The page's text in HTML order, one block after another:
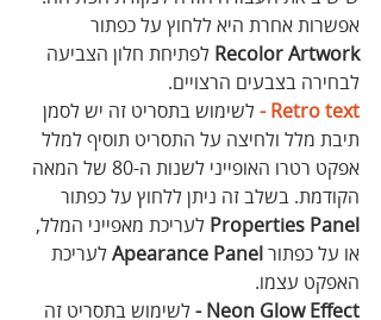
אפשרות אחרת היא ללחוץ על כפתור
Recolor Artwork לפתיחת חלון הצביעה
לבחירה בצבעים הרצויים.
Retro text -
לשימוש בתסריט זה יש לסמן
תיבת מלל ולחיצה על התסריט תוסיף למלל
אפקט רטרו האופייני לשנות ה-80 של המאה
הקודמת. בשלב זה ניתן ללחוץ על כפתור
Properties Panel לעריכת מאפייני המלל,
או על כפתור Apearance Panel לעריכת
האפקט עצמו.
Neon Glow Effect -
לשימוש בתסריט זה